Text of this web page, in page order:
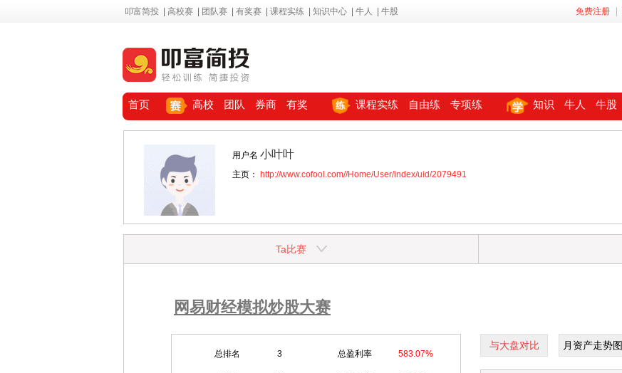
叩富简投 高校赛 团队赛 有奖赛 课程实练 知识中心 牛人 牛股 免费注册
首页 高校 团队 券商 有奖 课程实练 自由练 专项练 知识 牛人 牛股
用户名 小叶叶
主页： http://www.cofool.com//Home/User/index/uid/2079491
Ta比赛
网易财经模拟炒股大赛
总排名 3 总盈利率 583.07%
与大盘对比 月资产走势图